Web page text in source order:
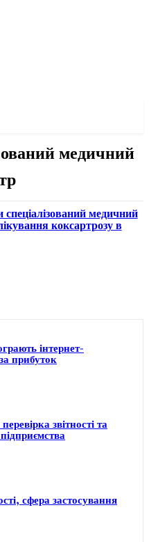
медичний
медичний
коксартрозу в
інтернет-
прибуток
звітності та
сфера застосування